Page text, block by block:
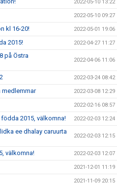
2022-05-10 13:22
2022-05-10 09:27
kl 16-20! 2022-05-01 19:06
2015! 2022-04-27 11:27
på Östra
2022-04-06 11:06
2022-03-24 08:42
2022-03-08 12:29
2022-02-16 08:57
2015, välkomna! 2022-02-03 12:24
ee dhalay caruurta
2022-02-03 12:15
välkomna! 2022-02-03 12:07
2021-12-01 11:19
2021-11-09 20:15